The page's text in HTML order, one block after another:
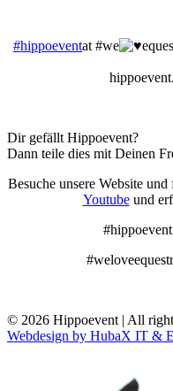
#hippoeventat #we
Dir gefällt Hippoevent?
Dann teile dies mit Deinen
Besuche unsere Website
Youtubeund
© 2026 Hippoevent | All
Webdesign by HubaX IT &